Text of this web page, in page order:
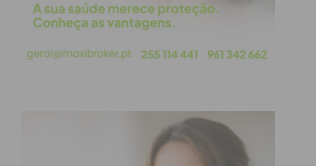
estenderá pelos três meses que faltam cumprir na
presente época. Caso a normalidade do
campeonato seja reposta, as verbas agora
atravessamos, aceitaram fazer um acordo com o
Clube no que diz respeito aos pagamentos dos